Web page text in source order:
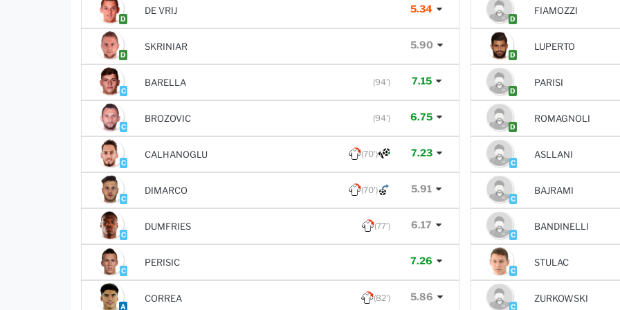
D
DE VRIJ 5.34
D
SKRINIAR 5.90
C
BARELLA (94') 7.15
C
BROZOVIC (94') 6.75
C
CALHANOGLU (70') 7.23
C
DIMARCO (70') 5.91
C
DUMFRIES (77') 6.17
C
PERISIC 7.26
A
CORREA (82') 5.86
D
FIAMOZZI
D
LUPERTO
D
PARISI
D
ROMAGNOLI
C
ASLLANI
C
BAJRAMI
C
BANDINELLI
C
STULAC
C
ZURKOWSKI